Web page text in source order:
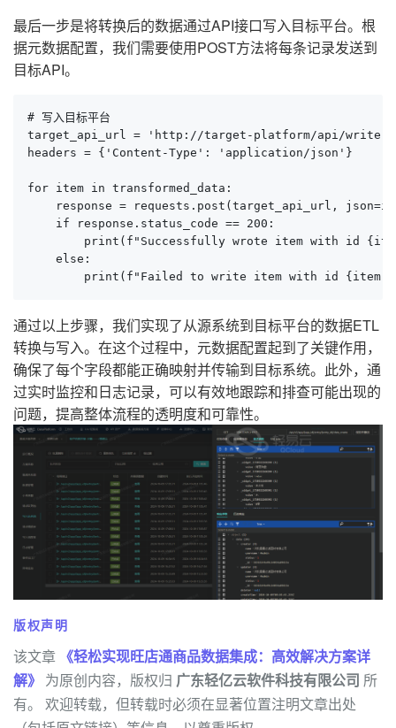
最后一步是将转换后的数据通过API接口写入目标平台。根
据元数据配置，我们需要使用POST方法将每条记录发送到
目标API。
# 写入目标平台
target_api_url = 'http://target-platform/api/write'
headers = {'Content-Type': 'application/json'}
for item in transformed_data:
response = requests.post(target_api_url,
    if response.status_code == 200:
print(f"Successfully wrote item with id
    else:
print(f"Failed to write item with id
通过以上步骤，我们实现了从源系统到目标平台的数据ETL
转换与写入。在这个过程中，元数据配置起到了关键作用，
确保了每个字段都能正确映射并传输到目标系统。此外，通
过实时监控和日志记录，可以有效地跟踪和排查可能出现的
问题，提高整体流程的透明度和可靠性。
版权声明
该文章 《轻松实现旺店通商品数据集成：高效解决方案详
解》 为原创内容，版权归 广东轻亿云软件科技有限公司 所
有。 欢迎转载，但转载时必须在显著位置注明文章出处